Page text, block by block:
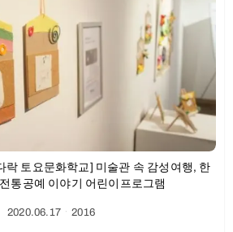
락 토요문화학교] 미술관 속 감성여행, 한
통공예 이야기 어린이프로그램
2020.06.17ㆍ2016